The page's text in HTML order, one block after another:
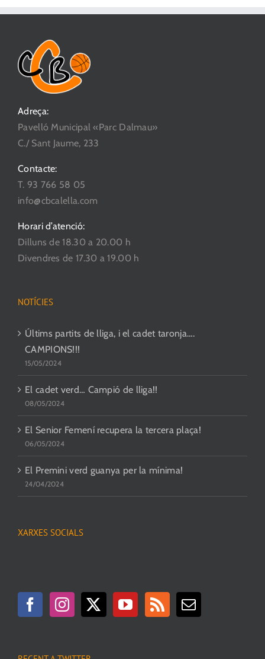
Adreça:
Pavelló Municipal «Parc Dalmau»
C./ Sant Jaume, 233
Contacte:
T. 93 766 58 05
info@cbcalella.com
Horari d’atenció:
Dilluns de 18.30 a 20.00 h
Divendres de 17.30 a 19.00 h
NOTÍCIES
Últims partits de lliga, i el cadet taronja….
CAMPIONS!!!
15/05/2024
El cadet verd… Campió de lliga!!
08/05/2024
El Senior Femení recupera la tercera plaça!
06/05/2024
El Premini verd guanya per la mínima!
24/04/2024
XARXES SOCIALS